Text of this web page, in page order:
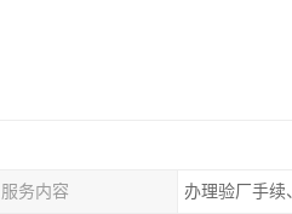
服务内容 办理验厂手续